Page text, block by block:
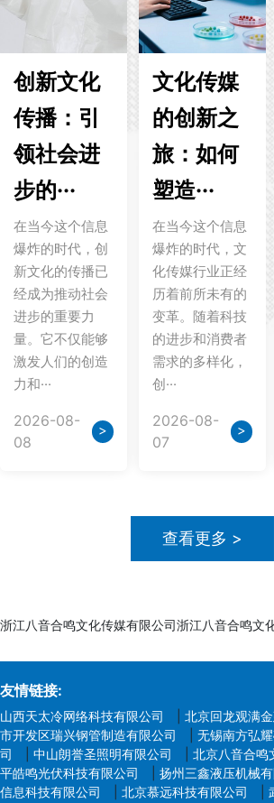
创新文化
传播：引
领社会进
步的···
在当今这个信息
爆炸的时代，创
新文化的传播已
经成为推动社会
进步的重要力
量。它不仅能够
激发人们的创造
力和···
2026-08-
08
>
文化传媒
的创新之
旅：如何
塑造···
在当今这个信息
爆炸的时代，文
化传媒行业正经
历着前所未有的
变革。随着科技
的进步和消费者
需求的多样化，
创···
2026-08-
07
>
查看更多 >
浙江八音合鸣文化传媒有限公司浙江八音合鸣文
友情链接:
山西天太冷网络科技有限公司 北京回龙观满
市开发区瑞兴钢管制造有限公司
无锡南方弘
司
中山朗誉圣照明有限公司 北京八音合鸣
平皓鸣光伏科技有限公司
扬州三鑫液压机械
信息科技有限公司
北京慕远科技有限公司